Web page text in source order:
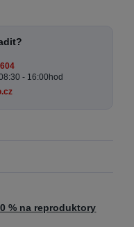
- 16:00hod
% na reproduktory